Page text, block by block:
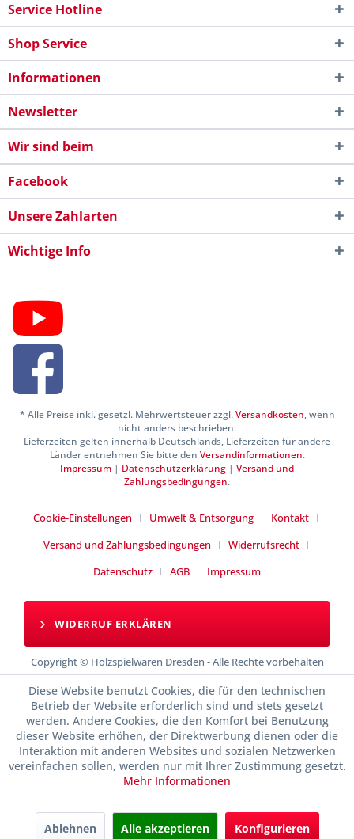
Service Hotline
Shop Service
Informationen
Newsletter
Wir sind beim
Facebook
Unsere Zahlarten
Wichtige Info
* Alle Preise inkl. gesetzl. Mehrwertsteuer zzgl.Versandkosten, wenn
nicht anders beschrieben.
Lieferzeiten gelten innerhalb Deutschlands, Lieferzeiten für andere
Länder entnehmen Sie bitte den Versandinformationen.
Impressum | Datenschutzerklärung | Versand und
Zahlungsbedingungen.
Cookie-Einstellungen Umwelt & Entsorgung
Kontakt
Versand und Zahlungsbedingungen
Widerrufsrecht
Datenschutz
AGB Impressum
WIDERRUF ERKLÄREN
Copyright © Holzspielwaren Dresden - Alle Rechte vorbehalten
Diese Website benutzt Cookies, die für den technischen
Betrieb der Website erforderlich sind und stets gesetzt
werden. Andere Cookies, die den Komfort bei Benutzung
dieser Website erhöhen, der Direktwerbung dienen oder die
Interaktion mit anderen Websites und sozialen Netzwerken
vereinfachen sollen, werden nur mit Ihrer Zustimmung gesetzt.
Mehr Informationen
Ablehnen Alle akzeptieren Konfigurieren